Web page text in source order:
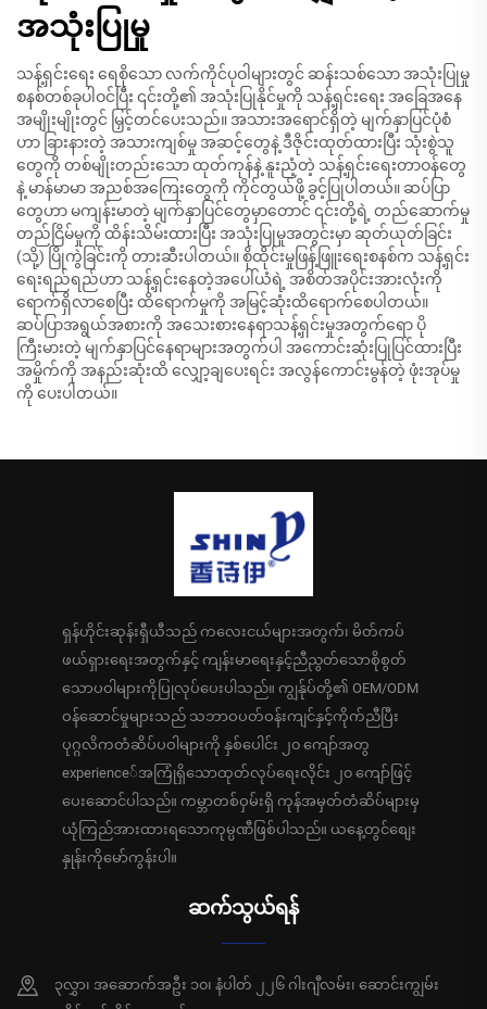
အသုံးပြုမှု
သန့်ရှင်းရေး ရေစိုသော လက်ကိုင်ပုဝါများတွင် ဆန်းသစ်သော အသုံးပြုမှု
စနစ်တစ်ခုပါဝင်ပြီး ၎င်းတို့၏ အသုံးပြုနိုင်မှုကို သန့်ရှင်းရေး အခြေအနေ
အမျိုးမျိုးတွင် မြှင့်တင်ပေးသည်။ အသားအရောင်ရှိတဲ့ မျက်နှာပြင်ပုံစံ
ဟာ ခြားနားတဲ့ အသားကျစ်မှု အဆင့်တွေနဲ့ ဒီဇိုင်းထုတ်ထားပြီး သုံးစွဲသူ
တွေကို တစ်မျိုးတည်းသော ထုတ်ကုန်နဲ့ နူးညံ့တဲ့ သန့်ရှင်းရေးတာဝန်တွေ
နဲ့ မာန်မာမာ အညစ်အကြေးတွေကို ကိုင်တွယ်ဖို့ ခွင့်ပြုပါတယ်။ ဆပ်ပြာ
တွေဟာ မကျန်းမာတဲ့ မျက်နှာပြင်တွေမှာတောင် ၎င်းတို့ရဲ့ တည်ဆောက်မှု
တည်ငြိမ်မှုကို ထိန်းသိမ်းထားပြီး အသုံးပြုမှုအတွင်းမှာ ဆုတ်ယုတ်ခြင်း
(သို့) ပြိုကွဲခြင်းကို တားဆီးပါတယ်။ စိုထိုင်းမှုဖြန့်ဖြူးရေးစနစ်က သန့်ရှင်း
ရေးရည်ရည်ဟာ သန့်ရှင်းနေတဲ့အပေါ်ယံရဲ့ အစိတ်အပိုင်းအားလုံးကို
ရောက်ရှိလာစေပြီး ထိရောက်မှုကို အမြင့်ဆုံးထိရောက်စေပါတယ်။
ဆပ်ပြာအရွယ်အစားကို အသေးစားနေရာသန့်ရှင်းမှုအတွက်ရော ပို
ကြီးမားတဲ့ မျက်နှာပြင်နေရာများအတွက်ပါ အကောင်းဆုံးပြုပြင်ထားပြီး
အမှိုက်ကို အနည်းဆုံးထိ လျှော့ချပေးရင်း အလွန်ကောင်းမွန်တဲ့ ဖုံးအုပ်မှု
ကို ပေးပါတယ်။
ရှန်ဟိုင်းဆုန်းရှီယီသည် ကလေးငယ်များအတွက်၊ မိတ်ကပ်
ဖယ်ရှားရေးအတွက်နှင့် ကျန်းမာရေးနှင့်ညီညွတ်သောစိုစွတ်
သောပဝါများကိုပြုလုပ်ပေးပါသည်။ ကျွန်ုပ်တို့၏ OEM/ODM
ဝန်ဆောင်မှုများသည် သဘာဝပတ်ဝန်းကျင်နှင့်ကိုက်ညီပြီး
ပုဂ္ဂလိကတံဆိပ်ပဝါများကို နှစ်ပေါင်း ၂၀ ကျော်အတွ
experience်အကြုံရှိသောထုတ်လုပ်ရေးလိုင်း ၂၀ ကျော်ဖြင့်
ပေးဆောင်ပါသည်။ ကမ္ဘာတစ်ဝှမ်းရှိ ကုန်အမှတ်တံဆိပ်များမှ
ယုံကြည်အားထားရသောကုမ္ပဏီဖြစ်ပါသည်။ ယနေ့တွင်စျေး
နှုန်းကိုမော်ကွန်းပါ။
ဆက်သွယ်ရန်
၃လွှာ၊ အဆောက်အဦး ၁၀၊ နံပါတ် ၂၂၆ ဂါးဂျီလမ်း၊ ဆောင်းကျွမ်း